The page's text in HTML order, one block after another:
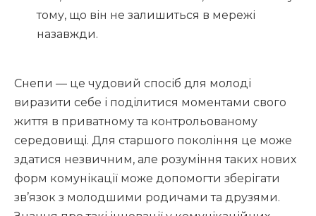
тому, що він не залишиться в мережі
назавжди.
Снепи — це чудовий спосіб для молоді
виразити себе і поділитися моментами свого
життя в приватному та контрольованому
середовищі. Для старшого покоління це може
здатися незвичним, але розуміння таких нових
форм комунікації може допомогти зберігати
зв’язок з молодшими родичами та друзями.